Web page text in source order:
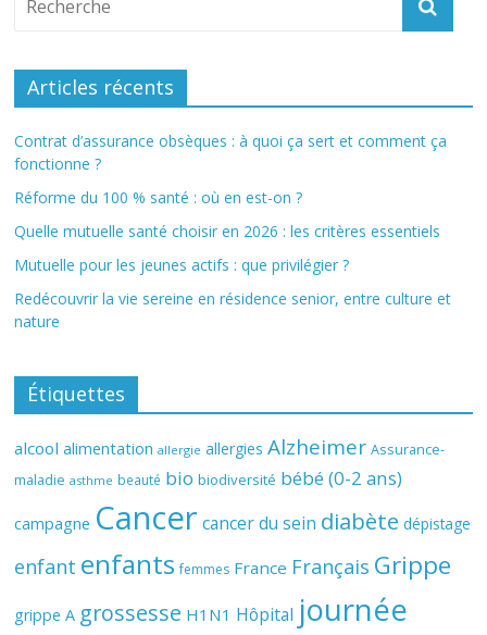
Articles récents
Contrat d’assurance obsèques : à quoi ça sert et comment ça
fonctionne ?
Réforme du 100 % santé : où en est-on ?
Quelle mutuelle santé choisir en 2026 : les critères essentiels
Mutuelle pour les jeunes actifs : que privilégier ?
Redécouvrir la vie sereine en résidence senior, entre culture et
nature
Étiquettes
alcool alimentation allergie allergies Alzheimer Assurance-
maladie asthme beauté bio biodiversité bébé (0-2 ans)
campagne Cancer cancer du sein diabète dépistage
enfant enfants femmes France Français Grippe
grippe A grossesse H1N1 Hôpital journée